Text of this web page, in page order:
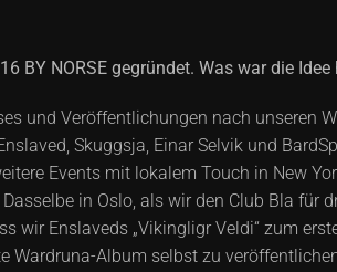
NORSE gegründet. Was war die Idee
und Veröffentlichungen nach unseren
Skuggsja, Einar Selvik und
Events mit lokalem Touch in New
in Oslo, als wir den Club Bla für
wir Enslaveds „Vikingligr Veldi“ zum
Wardruna-Album selbst zu